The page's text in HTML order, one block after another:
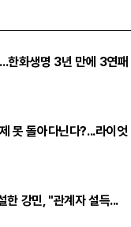
한화생명 3년 만에 3연패
못 돌아다닌다?...라이엇
한 강민, "관계자 설득...